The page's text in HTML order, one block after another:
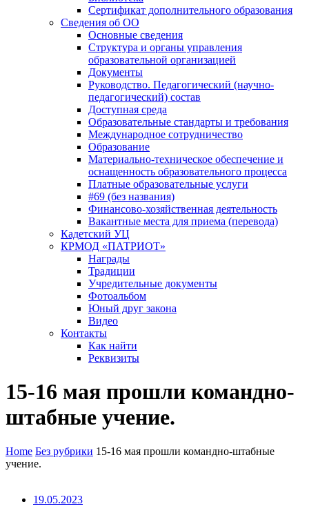
Сертификат дополнительного образования
Сведения об ОО
Основные сведения
Структура и органы управления
образовательной организацией
Документы
Руководство. Педагогический (научно-
педагогический) состав
Доступная среда
Образовательные стандарты и требования
Международное сотрудничество
Образование
Материально-техническое обеспечение и
оснащенность образовательного процесса
Платные образовательные услуги
#69 (без названия)
Финансово-хозяйственная деятельность
Вакантные места для приема (перевода)
Кадетский УЦ
КРМОД «ПАТРИОТ»
Награды
Традиции
Учредительные документы
Фотоальбом
Юный друг закона
Видео
Контакты
Как найти
Реквизиты
15-16 мая прошли командно-
штабные учение.
Home Без рубрики 15-16 мая прошли командно-штабные
учение.
19.05.2023